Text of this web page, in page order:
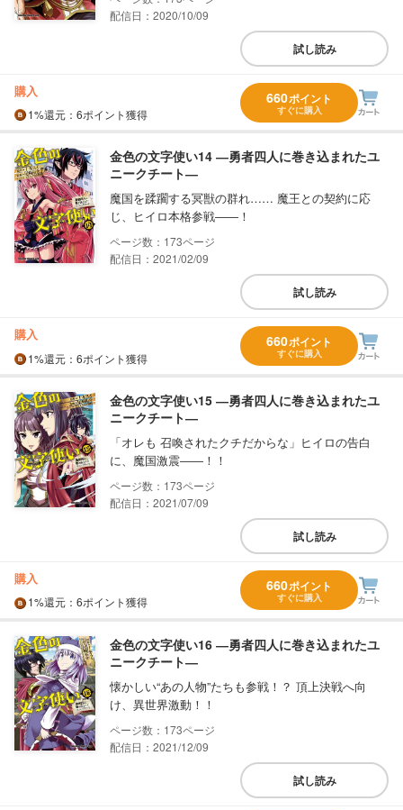
配信日：2020/10/09
試し読み
購入
1%還元 ：6ポイント獲得
660ポイント
すぐに購入
金色の文字使い14 ―勇者四人に巻き込まれたユ
ニークチート―
魔国を蹂躙する冥獣の群れ…… 魔王との契約に応
じ、ヒイロ本格参戦――！
173
配信日：2021/02/09
試し読み
購入
1%還元 ：6ポイント獲得
660ポイント
すぐに購入
金色の文字使い15 ―勇者四人に巻き込まれたユ
ニークチート―
「オレも 召喚されたクチだからな」ヒイロの告白
に、魔国激震――！！
173
配信日：2021/07/09
試し読み
購入
1%還元 ：6ポイント獲得
660ポイント
すぐに購入
金色の文字使い16 ―勇者四人に巻き込まれたユ
ニークチート―
懐かしい“あの人物”たちも参戦！？ 頂上決戦へ向
け、異世界激動！！
173
配信日：2021/12/09
試し読み